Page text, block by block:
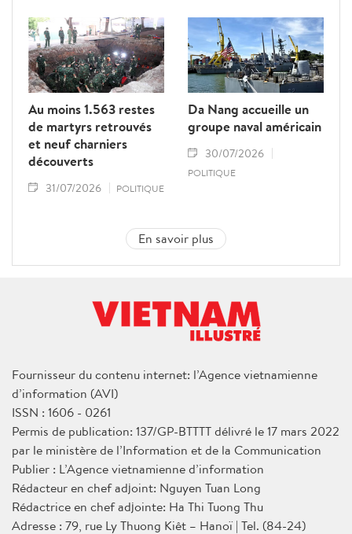
Au moins 1.563 restes
de martyrs retrouvés
et neuf charniers
découverts
31/07/2026 POLITIQUE
Da Nang accueille un
groupe naval américain
30/07/2026
POLITIQUE
En savoir plus
Fournisseur du contenu internet: l’Agence vietnamienne
d’information (AVI)
ISSN : 1606 - 0261
Permis de publication: 137/GP-BTTTT délivré le 17 mars 2022
par le ministère de l’Information et de la Communication
Publier : L’Agence vietnamienne d’information
Rédacteur en chef adjoint: Nguyen Tuan Long
Rédactrice en chef adjointe: Ha Thi Tuong Thu
Adresse : 79, rue Ly Thuong Kiêt – Hanoï | Tel. (84-24)